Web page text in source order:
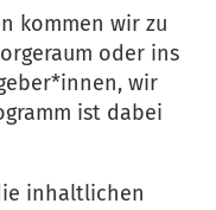
kommen wir zu
oder ins
wir
ist dabei
inhaltlichen